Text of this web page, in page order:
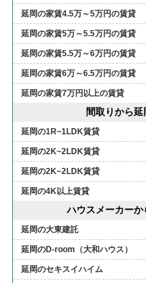
延岡の家賃4.5万～5万円の賃貸
延岡の家賃5万～5.5万円の賃貸
延岡の家賃5.5万～6万円の賃貸
延岡の家賃6万～6.5万円の賃貸
延岡の家賃7万円以上の賃貸
間取りから
延岡の1R~1LDK賃貸
延岡の2K~2LDK賃貸
延岡の2K~2LDK賃貸
延岡の4K以上賃貸
ハウスメーカー
延岡の大東建託
延岡のD-room（大和ハウス）
延岡のセキスイハイム